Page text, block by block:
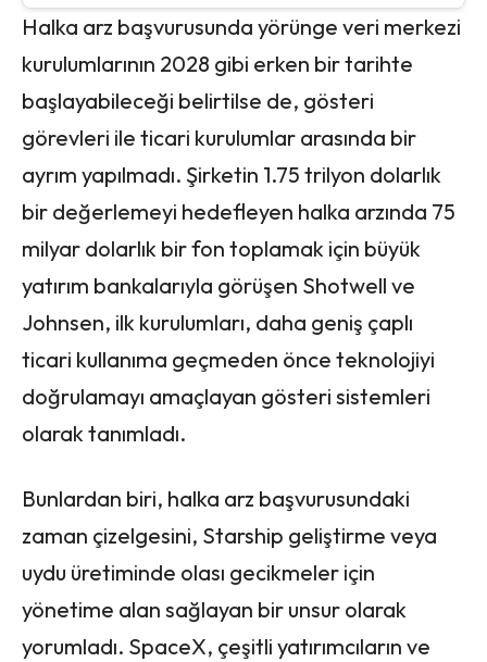
Halka arz başvurusunda yörünge veri merkezi
kurulumlarının 2028 gibi erken bir tarihte
başlayabileceği belirtilse de, gösteri
görevleri ile ticari kurulumlar arasında bir
ayrım yapılmadı. Şirketin 1.75 trilyon dolarlık
bir değerlemeyi hedefleyen halka arzında 75
milyar dolarlık bir fon toplamak için büyük
yatırım bankalarıyla görüşen Shotwell ve
Johnsen, ilk kurulumları, daha geniş çaplı
ticari kullanıma geçmeden önce teknolojiyi
doğrulamayı amaçlayan gösteri sistemleri
olarak tanımladı.
Bunlardan biri, halka arz başvurusundaki
zaman çizelgesini, Starship geliştirme veya
uydu üretiminde olası gecikmeler için
yönetime alan sağlayan bir unsur olarak
yorumladı. SpaceX, çeşitli yatırımcıların ve